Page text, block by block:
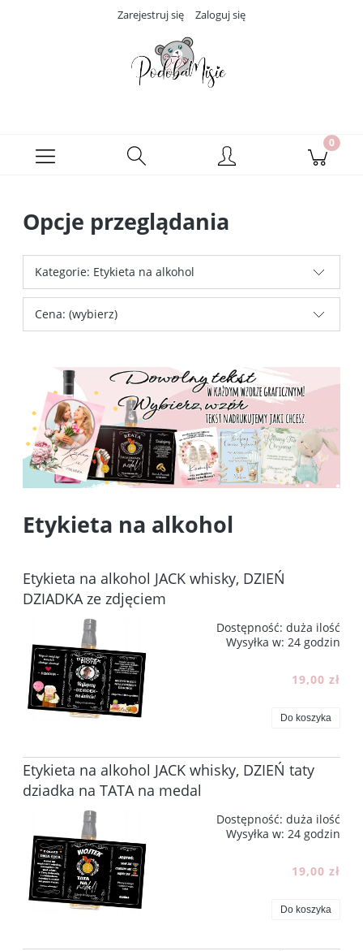
Zarejestruj się Zaloguj się
Opcje przeglądania
Kategorie: Etykieta na alkohol
Cena: (wybierz)
Etykieta na alkohol
Etykieta na alkohol JACK whisky, DZIEŃ
DZIADKA ze zdjęciem
Dostępność: duża ilość
Wysyłka w: 24 godzin
19,00 zł
Do koszyka
Etykieta na alkohol JACK whisky, DZIEŃ taty
dziadka na TATA na medal
Dostępność: duża ilość
Wysyłka w: 24 godzin
19,00 zł
Do koszyka